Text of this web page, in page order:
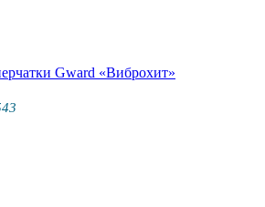
Gward «Виброхит»